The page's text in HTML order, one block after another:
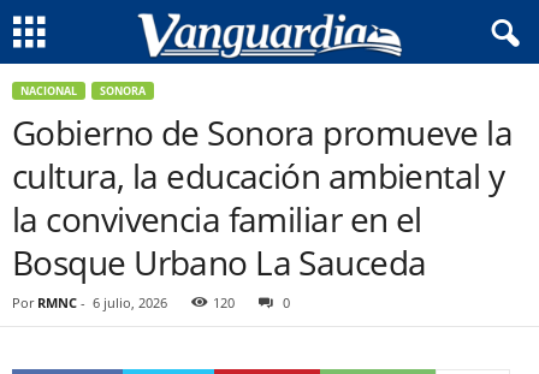
NACIONAL SONORA
Gobierno de Sonora promueve la
cultura, la educación ambiental y
la convivencia familiar en el
Bosque Urbano La Sauceda
Por RMNC - 6 julio, 2026 120 0